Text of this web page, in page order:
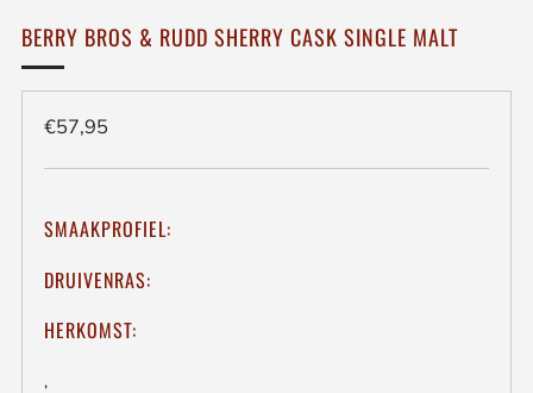
BERRY BROS & RUDD SHERRY CASK SINGLE MALT
Regulieren
€57,95
SMAAKPROFIEL:
DRUIVENRAS:
HERKOMST:
,